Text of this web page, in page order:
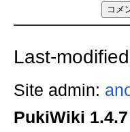
Last-
Site admin:
PukiWiki 1.4.7